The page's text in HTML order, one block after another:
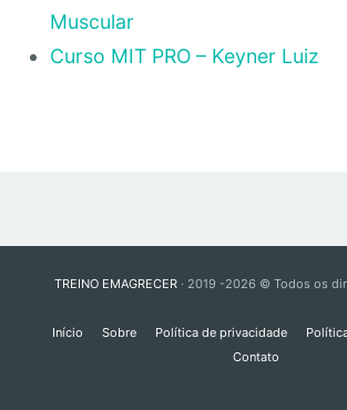
Muscular
Curso MIT PRO – Keyner Luiz
TREINO EMAGRECER· 2019 -2026 © Todos os
Início Sobre Política de privacidade
Contato